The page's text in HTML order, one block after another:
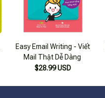
Easy Email Writing - Viết
Mail Thật Dễ Dàng
$28.99 USD